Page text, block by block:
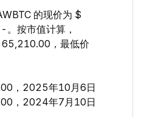
的现价为 $
按市值计算，
65,210.00，最低价
，2025年10月6日
，2024年7月10日